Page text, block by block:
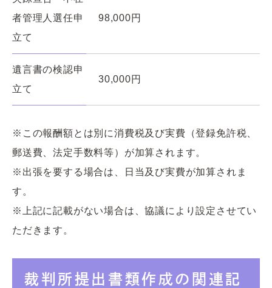
者管理人選任申
立て
98,000円
遺言書の検認申
立て
30,000円
※この報酬額とは別に消費税及び実費（登録免許税、
郵送費、法定手数料等）が加算されます。
※出張を要する場合は、日当及び実費が加算されま
す。
※上記に記載がない場合は、協議により設定させてい
ただきます。
裁判所提出書類作成の関連記